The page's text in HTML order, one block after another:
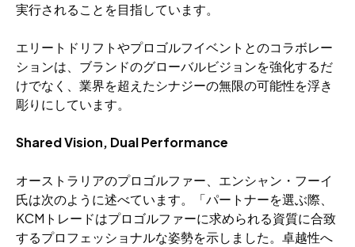
実行されることを目指しています。
エリートドリフトやプロゴルフイベントとのコラボレー
ションは、ブランドのグローバルビジョンを強化するだ
けでなく、業界を超えたシナジーの無限の可能性を浮き
彫りにしています。
Shared Vision, Dual Performance
オーストラリアのプロゴルファー、エンシャン・フーイ
氏は次のように述べています。「パートナーを選ぶ際、
KCMトレードはプロゴルファーに求められる資質に合致
するプロフェッショナルな姿勢を示しました。卓越性へ